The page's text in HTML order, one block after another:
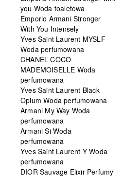
you Woda toaletowa
Emporio Armani Stronger
With You Intensely
Yves Saint Laurent MYSLF
Woda perfumowana
CHANEL COCO
MADEMOISELLE Woda
perfumowana
Yves Saint Laurent Black
Opium Woda perfumowana
Armani My Way Woda
perfumowana
Armani Si Woda
perfumowana
Yves Saint Laurent Y Woda
perfumowana
DIOR Sauvage Elixir Perfumy